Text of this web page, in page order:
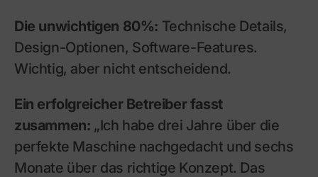
Die unwichtigen 80%: Technische Details,
Design-Optionen, Software-Features.
Wichtig, aber nicht entscheidend.
Ein erfolgreicher Betreiber fasst
zusammen: „Ich habe drei Jahre über die
perfekte Maschine nachgedacht und sechs
Monate über das richtige Konzept. Das